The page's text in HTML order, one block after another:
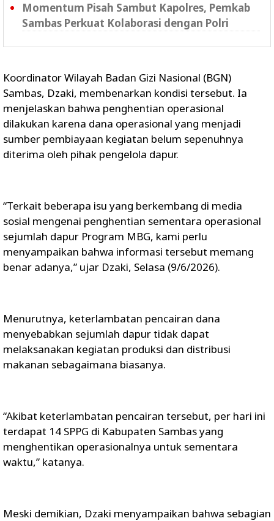
Momentum Pisah Sambut Kapolres, Pemkab
Sambas Perkuat Kolaborasi dengan Polri
Koordinator Wilayah Badan Gizi Nasional (BGN)
Sambas, Dzaki, membenarkan kondisi tersebut. Ia
menjelaskan bahwa penghentian operasional
dilakukan karena dana operasional yang menjadi
sumber pembiayaan kegiatan belum sepenuhnya
diterima oleh pihak pengelola dapur.
“Terkait beberapa isu yang berkembang di media
sosial mengenai penghentian sementara operasional
sejumlah dapur Program MBG, kami perlu
menyampaikan bahwa informasi tersebut memang
benar adanya,” ujar Dzaki, Selasa (9/6/2026).
Menurutnya, keterlambatan pencairan dana
menyebabkan sejumlah dapur tidak dapat
melaksanakan kegiatan produksi dan distribusi
makanan sebagaimana biasanya.
“Akibat keterlambatan pencairan tersebut, per hari ini
terdapat 14 SPPG di Kabupaten Sambas yang
menghentikan operasionalnya untuk sementara
waktu,” katanya.
Meski demikian, Dzaki menyampaikan bahwa sebagian